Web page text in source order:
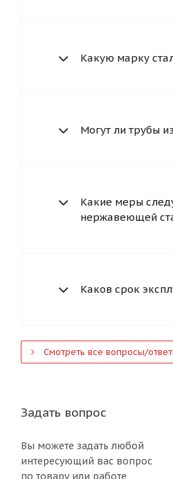
Какую марку
Могут ли трубы
Какие меры
нержавеющей
Каков срок
Смотреть все вопросы/
Задать вопрос
Вы можете задать любой
интересующий вас вопрос
по товару или работе